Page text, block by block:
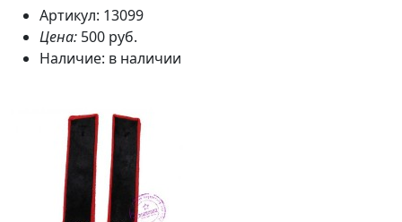
Артикул: 13099
Цена: 500 руб.
Наличие: в наличии